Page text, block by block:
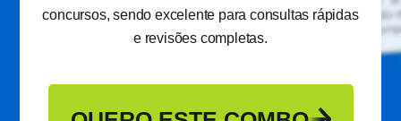
concursos, sendo excelente para consultas rápidas
e revisões completas.